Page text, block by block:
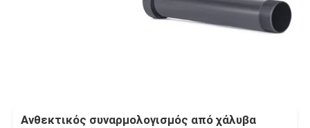
Ανθεκτικός συναρμολογισμός από χάλυβα